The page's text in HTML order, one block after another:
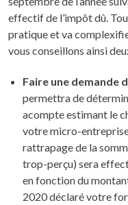
effectif de l’impôt dû.
pratique et va
vous conseillons ainsi
Faire une demande
permettra de
acompte estimant le
votre micro-
rattrapage de la
trop-perçu) sera
en fonction du
2020 déclaré votre